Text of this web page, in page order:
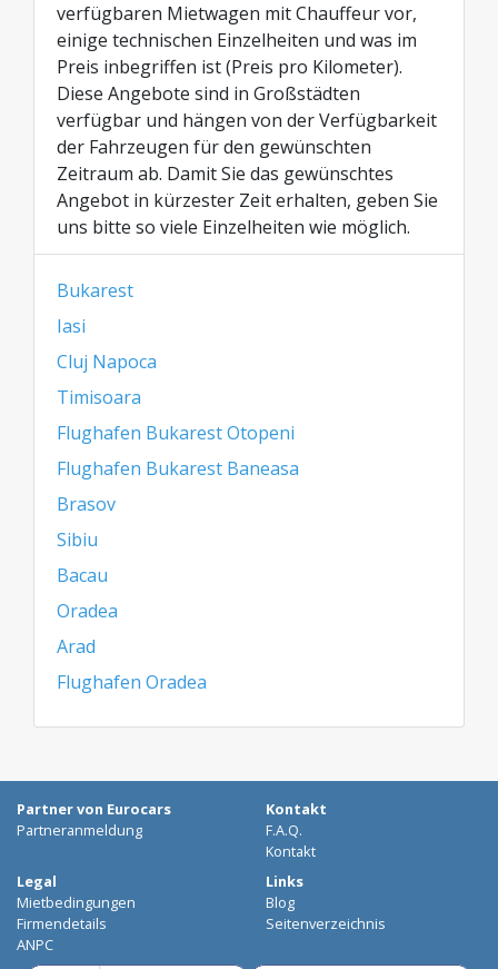
verfügbaren Mietwagen mit Chauffeur vor,
einige technischen Einzelheiten und was im
Preis inbegriffen ist (Preis pro Kilometer).
Diese Angebote sind in Großstädten
verfügbar und hängen von der Verfügbarkeit
der Fahrzeugen für den gewünschten
Zeitraum ab. Damit Sie das gewünschtes
Angebot in kürzester Zeit erhalten, geben Sie
uns bitte so viele Einzelheiten wie möglich.
Bukarest
Iasi
Cluj Napoca
Timisoara
Flughafen Bukarest Otopeni
Flughafen Bukarest Baneasa
Brasov
Sibiu
Bacau
Oradea
Arad
Flughafen Oradea
Partner von Eurocars
Partneranmeldung
Kontakt
F.A.Q.
Kontakt
Legal
Mietbedingungen
Firmendetails
ANPC
Links
Blog
Seitenverzeichnis